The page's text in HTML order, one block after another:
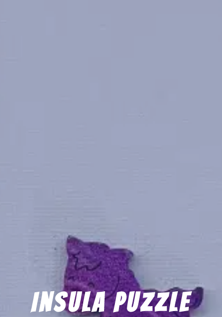
Insula Puzzle